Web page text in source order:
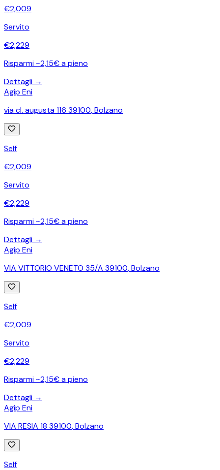
€2,009
Servito
€2,229
Risparmi ~2,15€ a pieno
Dettagli →
Agip Eni
via cl. augusta 116 39100,Bolzano
Self
€2,009
Servito
€2,229
Risparmi ~2,15€ a pieno
Dettagli →
Agip Eni
VIA VITTORIO VENETO 35/A 39100,Bolzano
Self
€2,009
Servito
€2,229
Risparmi ~2,15€ a pieno
Dettagli →
Agip Eni
VIA RESIA 18 39100,Bolzano
Self